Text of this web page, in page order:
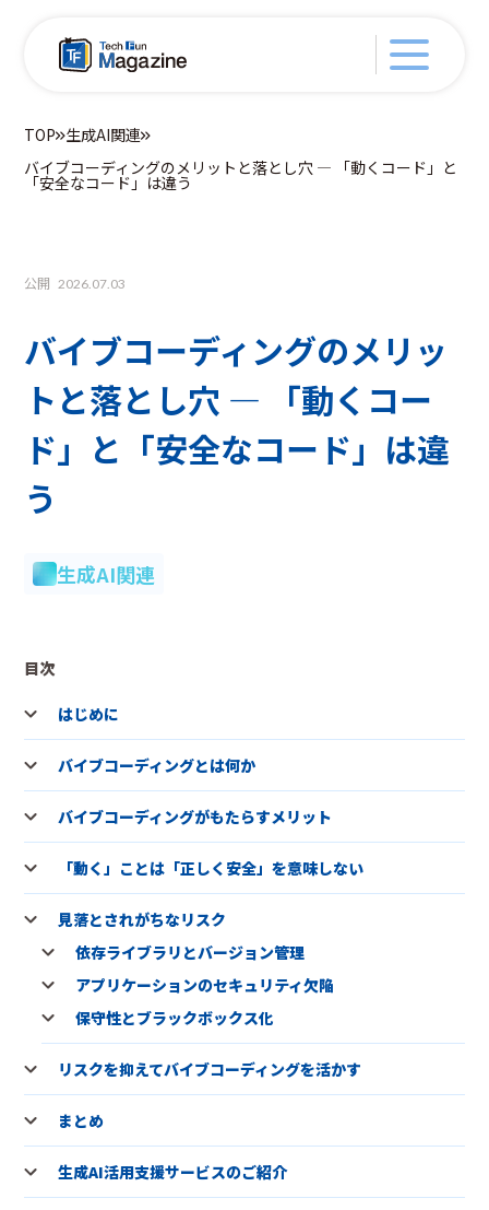
TOP 生成AI関連
バイブコーディングのメリットと落とし穴 ― 「動くコード」と
「安全なコード」は違う
公開 2026.07.03
バイブコーディングのメリッ
トと落とし穴 ― 「動くコー
ド」と「安全なコード」は違
う
生成AI関連
目次
はじめに
バイブコーディングとは何か
バイブコーディングがもたらすメリット
「動く」ことは「正しく安全」を意味しない
見落とされがちなリスク
依存ライブラリとバージョン管理
アプリケーションのセキュリティ欠陥
保守性とブラックボックス化
リスクを抑えてバイブコーディングを活かす
まとめ
生成AI活用支援サービスのご紹介